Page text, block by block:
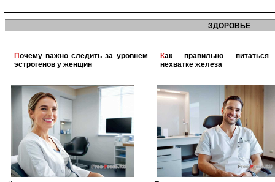
ЗДОРОВЬЕ
Почему важно следить за уровнем
эстрогенов у женщин
Как правильно питаться при
нехватке железа